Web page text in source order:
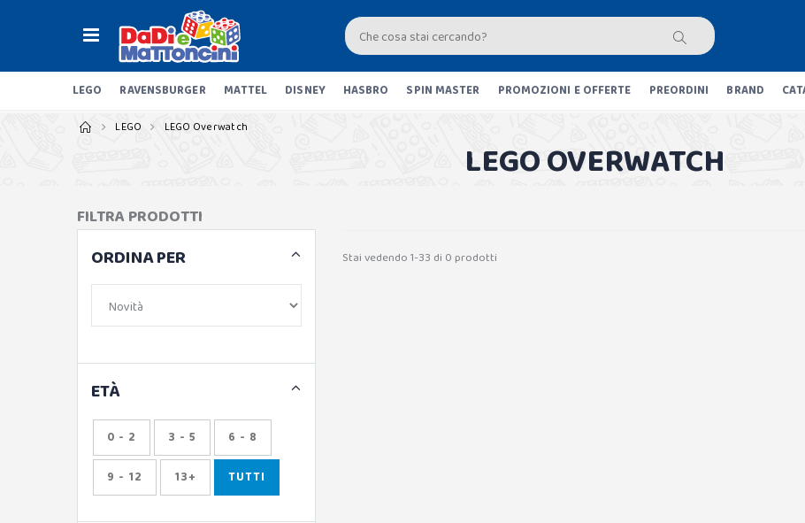
LEGO RAVENSBURGER MATTEL DISNEY HASBRO SPIN MASTER PROMOZIONI E OFFERTE PREORDINI BRAND
LEGO LEGO Overwatch
LEGO OVERWATCH
Stai vedendo 1-33 di 0 prodotti
FILTRA PRODOTTI
ORDINA PER
ETÀ
0 - 2 3 - 5 6 - 8
9 - 12 13+ TUTTI